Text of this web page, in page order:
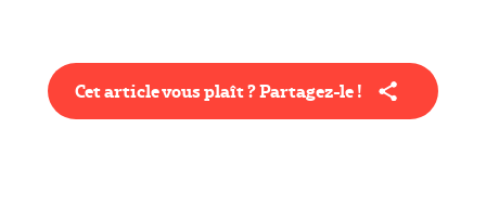
Cet article vous plaît ? Partagez-le !